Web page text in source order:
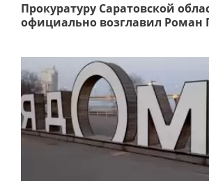
Прокуратуру Саратовской
официально возглавил Роман